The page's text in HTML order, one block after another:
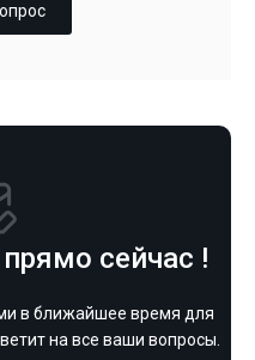
сейчас !
в ближайшее время для
на все ваши вопросы.